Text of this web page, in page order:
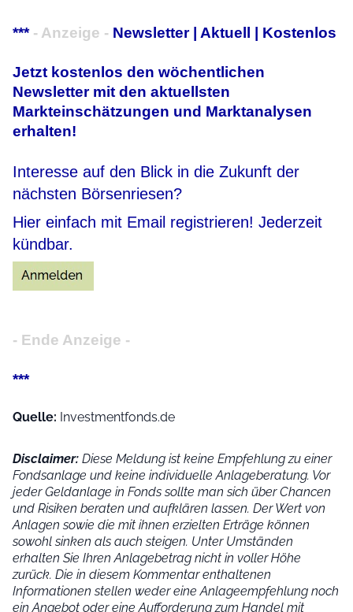
*** - Anzeige - Newsletter | Aktuell | Kostenlos
Jetzt kostenlos den wöchentlichen
Newsletter mit den aktuellsten
Markteinschätzungen und Marktanalysen
erhalten!
Interesse auf den Blick in die Zukunft der
nächsten Börsenriesen?
Hier einfach mit Email registrieren! Jederzeit
kündbar.
- Ende Anzeige -
***
Quelle: Investmentfonds.de
Disclaimer: Diese Meldung ist keine Empfehlung zu einer
Fondsanlage und keine individuelle Anlageberatung. Vor
jeder Geldanlage in Fonds sollte man sich über Chancen
und Risiken beraten und aufklären lassen. Der Wert von
Anlagen sowie die mit ihnen erzielten Erträge können
sowohl sinken als auch steigen. Unter Umständen
erhalten Sie Ihren Anlagebetrag nicht in voller Höhe
zurück. Die in diesem Kommentar enthaltenen
Informationen stellen weder eine Anlageempfehlung noch
ein Angebot oder eine Aufforderung zum Handel mit